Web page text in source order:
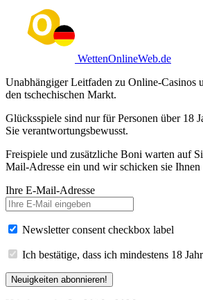
WettenOnlineWeb.de
Unabhängiger Leitfaden zu Online-Casinos
den tschechischen Markt.
Glücksspiele sind nur für Personen über 18
Sie verantwortungsbewusst.
Freispiele und zusätzliche Boni warten auf
Mail-Adresse ein und wir schicken sie Ihnen
Ihre E-Mail-Adresse
Newsletter consent checkbox label
Ich bestätige, dass ich mindestens 18
Neuigkeiten abonnieren!